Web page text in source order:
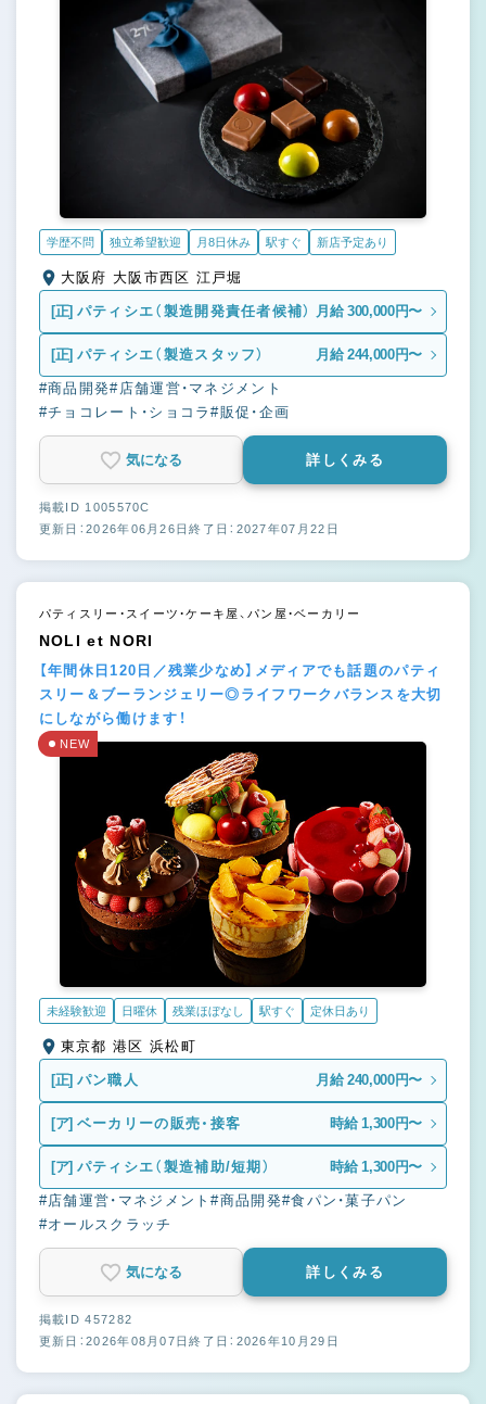
学歴不問 独立希望歓迎 月8日休み 駅すぐ 新店予定あり
大阪府 大阪市西区 江戸堀
[正] パティシエ（製造開発責任者候補） 月給 300,000円〜
[正] パティシエ（製造スタッフ） 月給 244,000円〜
#商品開発#店舗運営・マネジメント
#チョコレート・ショコラ#販促・企画
気になる 詳しくみる
掲載ID 1005570C
更新日：2026年06月26日終了日：2027年07月22日
パティスリー・スイーツ・ケーキ屋、パン屋・ベーカリー
NOLI et NORI
【年間休日120日／残業少なめ】メディアでも話題のパティ
スリー＆ブーランジェリー◎ライフワークバランスを大切
にしながら働けます！
NEW
未経験歓迎 日曜休 残業ほぼなし 駅すぐ 定休日あり
東京都 港区 浜松町
[正] パン職人 月給 240,000円〜
[ア] ベーカリーの販売・接客 時給 1,300円〜
[ア] パティシエ（製造補助/短期） 時給 1,300円〜
#店舗運営・マネジメント#商品開発#食パン・菓子パン
#オールスクラッチ
気になる 詳しくみる
掲載ID 457282
更新日：2026年08月07日終了日：2026年10月29日